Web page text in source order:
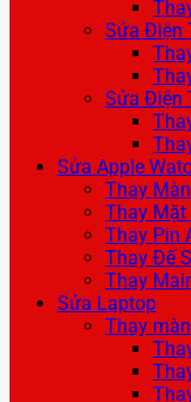
Sửa Điện
Sửa Điện
Sửa Apple
Thay
Thay Mặt
Thay Pin
Thay Đế
Thay
Sửa Laptop
Thay